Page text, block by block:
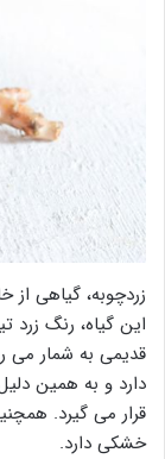
زردچوبه، گیاهی
این گیاه، رنگ زرد
قدیمی به شمار می
دارد و به همین
قرار می گیرد.
خشکی دارد.